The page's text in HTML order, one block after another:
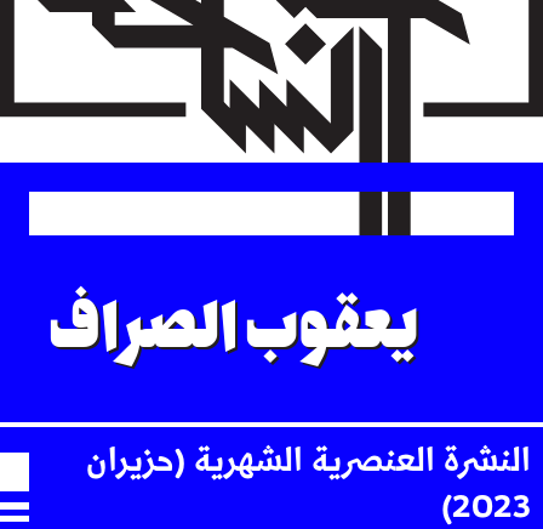
main
يعقوب الصراف
النشرة العنصرية الشهرية (حزيران
2023)